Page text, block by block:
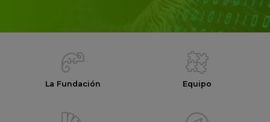
La Fundación Equipo